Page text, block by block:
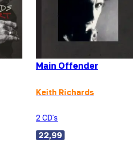
Main Offender
Keith Richards
2 CD's
22,99